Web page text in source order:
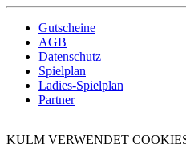
Gutscheine
AGB
Datenschutz
Spielplan
Ladies-Spielplan
Partner
KULM VERWENDET